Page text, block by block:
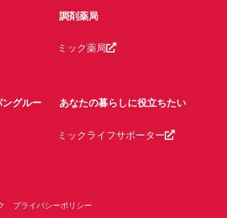
グルー
調剤薬局
ミック薬局
あなたの暮らしに役立ちたい
ミックライフサポーター
プライバシーポリシー